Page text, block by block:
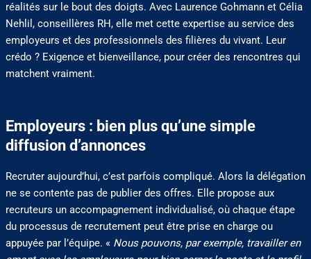
réalités sur le bout des doigts. Avec Laurence Gohmann et Célia
Nehlil, conseillères RH, elle met cette expertise au service des
employeurs et des professionnels des filières du vivant. Leur
crédo ? Exigence et bienveillance, pour créer des rencontres qui
matchent vraiment.
Employeurs : bien plus qu’une simple
diffusion d’annonces
Recruter aujourd’hui, c’est parfois compliqué. Alors la délégation
ne se contente pas de publier des offres. Elle propose aux
recruteurs un accompagnement individualisé, où chaque étape
du processus de recrutement peut être prise en charge ou
appuyée par l’équipe. « Nous pouvons, par exemple, travailler en